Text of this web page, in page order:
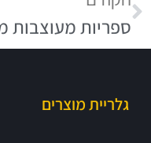
גלריית מוצרים